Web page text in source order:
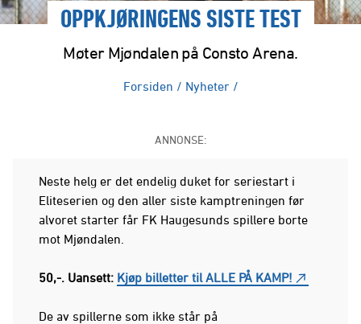
OPPKJØRINGENS SISTE TEST
Møter Mjøndalen på Consto Arena.
Forsiden / Nyheter /
ANNONSE:
Neste helg er det endelig duket for seriestart i
Eliteserien og den aller siste kamptreningen før
alvoret starter får FK Haugesunds spillere borte
mot Mjøndalen.
50,-. Uansett: Kjøp billetter til ALLE PÅ KAMP!
De av spillerne som ikke står på